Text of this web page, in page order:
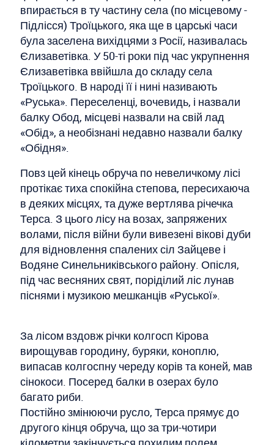
впирається в ту частину села (по місцевому -
Підлісся) Троїцького, яка ще в царські часи
була заселена вихідцями з Росії, називалась
Єлизаветівка. У 50-ті роки під час укрупнення
Єлизаветівка ввійшла до складу села
Троїцького. В народі її і нині називають
«Руська». Переселенці, вочевидь, і назвали
балку Обод, місцеві назвали на свій лад
«Обід», а необізнані недавно назвали балку
«Обідня».
Повз цей кінець обруча по невеличкому лісі
протікає тиха спокійна степова, пересихаюча
в деяких місцях, та дуже вертлява річечка
Терса. З цього лісу на возах, запряжених
волами, після війни були вивезені вікові дуби
для відновлення спалених сіл Зайцеве і
Водяне Синельниківського району. Опісля,
під час весняних свят, поріділий ліс лунав
піснями і музикою мешканців «Руської».
За лісом вздовж річки колгосп Кірова
вирощував городину, буряки, коноплю,
випасав колгоспну череду корів та коней, мав
сінокоси. Посеред балки в озерах було
багато риби.
Постійно змінюючи русло, Терса прямує до
другого кінця обруча, що за три-чотири